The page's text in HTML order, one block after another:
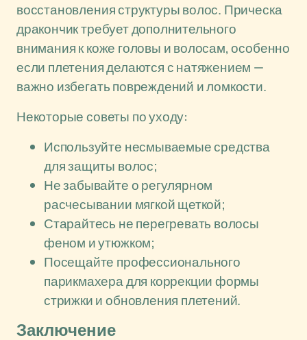
восстановления структуры волос. Прическа
дракончик требует дополнительного
внимания к коже головы и волосам, особенно
если плетения делаются с натяжением —
важно избегать повреждений и ломкости.
Некоторые советы по уходу:
Используйте несмываемые средства
для защиты волос;
Не забывайте о регулярном
расчесывании мягкой щеткой;
Старайтесь не перегревать волосы
феном и утюжком;
Посещайте профессионального
парикмахера для коррекции формы
стрижки и обновления плетений.
Заключение